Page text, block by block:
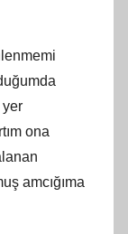
yer
ona
amcığıma